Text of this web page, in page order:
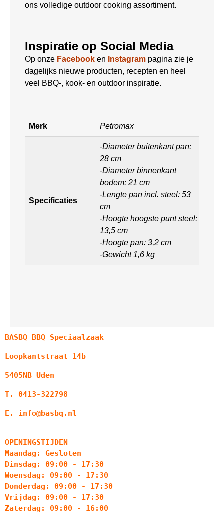
ons volledige outdoor cooking assortiment.
Inspiratie op Social Media
Op onze Facebook en Instagram pagina zie je
dagelijks nieuwe producten, recepten en heel
veel BBQ-, kook- en outdoor inspiratie.
Merk Petromax
Specificaties
-Diameter buitenkant pan:
28 cm
-Diameter binnenkant
bodem: 21 cm
-Lengte pan incl. steel: 53
cm
-Hoogte hoogste punt steel:
13,5 cm
-Hoogte pan: 3,2 cm
-Gewicht 1,6 kg
BASBQ BBQ Speciaalzaak
Loopkantstraat 14b
5405NB Uden
T. 0413-322798
E. info@basbq.nl
OPENINGSTIJDEN
Maandag: Gesloten
Dinsdag: 09:00 - 17:30
Woensdag: 09:00 - 17:30
Donderdag: 09:00 - 17:30
Vrijdag: 09:00 - 17:30
Zaterdag: 09:00 - 16:00